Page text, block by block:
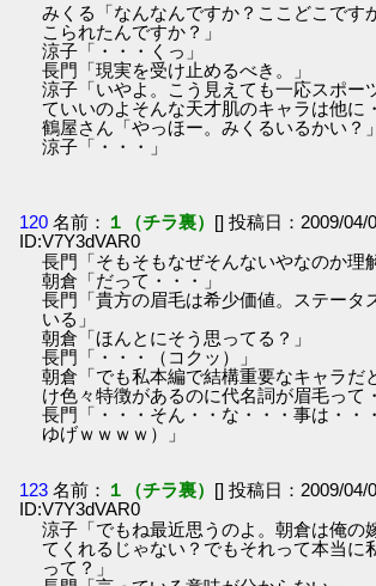
みくる「なんなんですか？ここどこです
こられたんですか？」
涼子「・・・くっ」
長門「現実を受け止めるべき。」
涼子「いやよ。こう見えても一応スポー
ていいのよそんな天才肌のキャラは他に
鶴屋さん「やっほー。みくるいるかい？」
涼子「・・・」
120 名前： １（チラ裏） [] 投稿日：2009/04/
ID:V7Y3dVAR0
長門「そもそもなぜそんないやなのか理
朝倉「だって・・・」
長門「貴方の眉毛は希少価値。ステータ
いる」
朝倉「ほんとにそう思ってる？」
長門「・・・（コクッ）」
朝倉「でも私本編で結構重要なキャラだ
け色々特徴があるのに代名詞が眉毛って
長門「・・・そん・・な・・・事は・・
ゆげｗｗｗｗ）」
123 名前： １（チラ裏） [] 投稿日：2009/04/
ID:V7Y3dVAR0
涼子「でもね最近思うのよ。朝倉は俺の
てくれるじゃない？でもそれって本当に
って？」